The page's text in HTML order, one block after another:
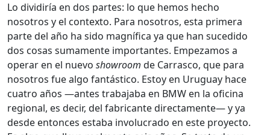
Lo dividiría en dos partes: lo que hemos hecho
nosotros y el contexto. Para nosotros, esta primera
parte del año ha sido magnífica ya que han sucedido
dos cosas sumamente importantes. Empezamos a
operar en el nuevo showroom de Carrasco, que para
nosotros fue algo fantástico. Estoy en Uruguay hace
cuatro años —antes trabajaba en BMW en la oficina
regional, es decir, del fabricante directamente— y ya
desde entonces estaba involucrado en este proyecto.